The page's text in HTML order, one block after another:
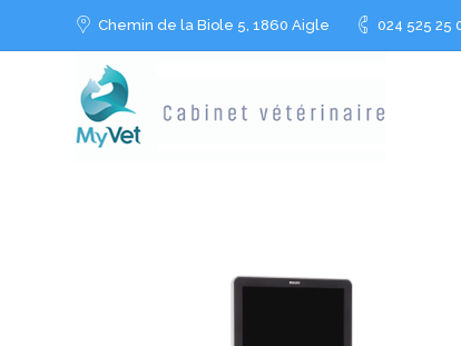
Chemin de la Biole 5, 1860 Aigle 024 525 25